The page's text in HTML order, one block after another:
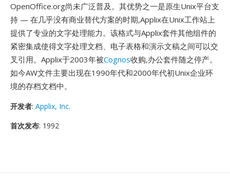
OpenOffice.org尚未广泛普及。其优势之一是原生Unix平台支
持 — 在几乎没有商业替代方案的时期,Applix在Unix工作站上
提供了专业的文字处理能力。该格式与Applix套件其他组件的
紧密集成使得文字处理文档、电子表格和演示文稿之间可以交
叉引用。Applix于2003年被Cognos收购,办公套件随之停产。
如今AW文件主要出现在1990年代和2000年代初Unix企业环
境的存档文档中。
开发者: Applix, Inc.
首次发布: 1992